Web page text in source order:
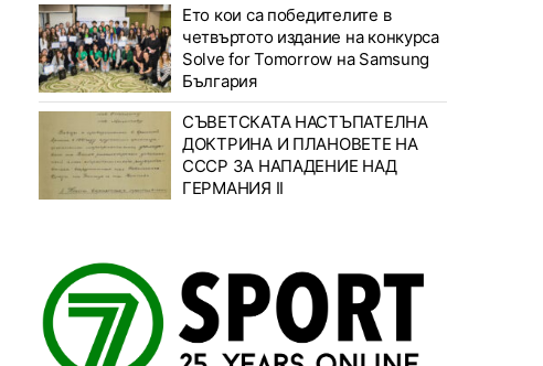
Ето кои са победителите в
четвъртото издание на конкурса
Solve for Tomorrow на Samsung
България
СЪВЕТСКАТА НАСТЪПАТЕЛНА
ДОКТРИНА И ПЛАНОВЕТЕ НА
СССР ЗА НАПАДЕНИЕ НАД
ГЕРМАНИЯ II